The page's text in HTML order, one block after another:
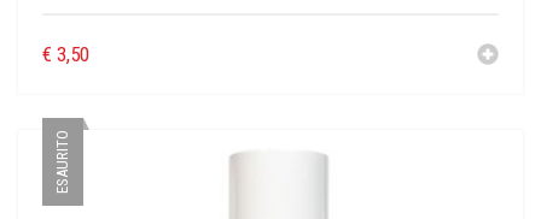
€ 3,50
ESAURITO